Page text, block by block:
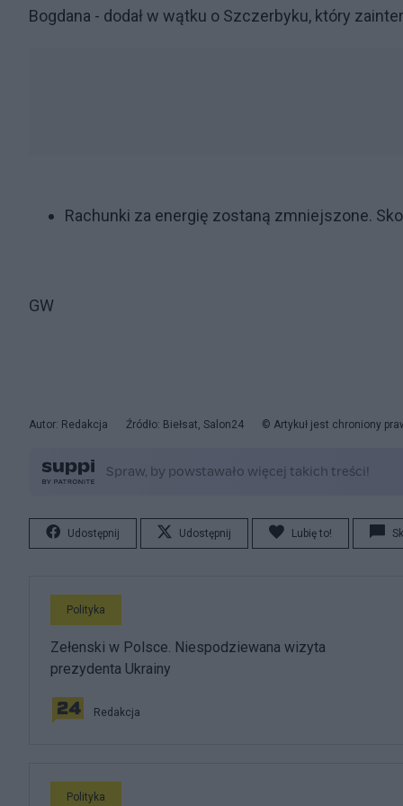
Bogdana - dodał w wątku o Szczerbyku, który
Rachunki za energię zostaną zmniejszone.
GW
Autor: Redakcja Źródło: Biełsat, Salon24 © Artykuł jest chroniony
Udostępnij Udostępnij Lubię to!
Polityka
Zełenski w Polsce. Niespodziewana wizyta
prezydenta Ukrainy
Redakcja
Polityka